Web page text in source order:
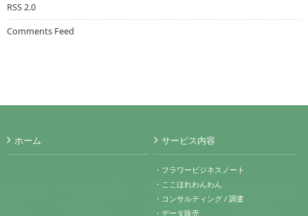
RSS 2.0
Comments Feed
ホーム サービス内容
・フラワービジネスノート
・ここほれわんわん
・コンサルティング / 調査
・データ販売